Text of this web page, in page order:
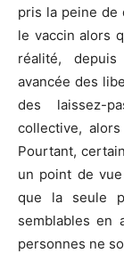
pris la peine de
le vaccin alors
réalité,
avancée des
des laissez-
collective,
Pourtant,
un point de
que la seule
semblables en
personnes ne